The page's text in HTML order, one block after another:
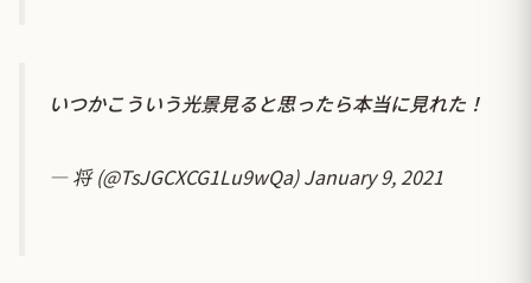
いつかこういう光景見ると思ったら本当に見れた！
— 将 (@TsJGCXCG1Lu9wQa)January 9, 2021